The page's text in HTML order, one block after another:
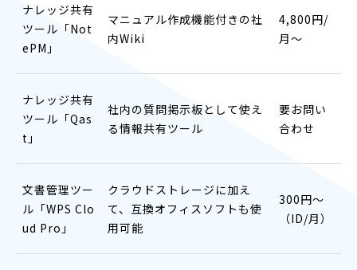
ナレッジ共有
ツール「Not
ePM」
マニュアル作成機能付きの社
内Wiki
4,800円/
月〜
ナレッジ共有
ツール「Qas
t」
社内の質問掲示板として使え
る情報共有ツール
要お問い
合わせ
文書管理ツー
ル「WPS Clo
ud Pro」
クラウドストレージに加え
て、互換オフィスソフトも使
用可能
300円〜
（ID/月）